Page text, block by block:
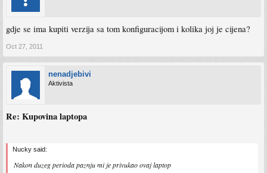
gdje se ima kupiti verzija sa tom konfiguracijom i kolika joj je cijena?
Oct 27, 2011
nenadjebivi
Aktivista
Re: Kupovina laptopa
Nucky said:
Nakon duzeg perioda paznju mi je privukao ovaj laptop